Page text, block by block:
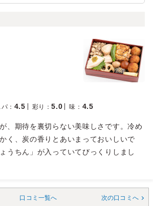
パ ： 4.5 彩り ：5.0 味 ： 4.5
、期待を裏切らない美味しさです。冷め
く、炭の香りとあいまっておいしいで
うちん」が入っていてびっくりしまし
口コミ一覧へ 次の口コミへ